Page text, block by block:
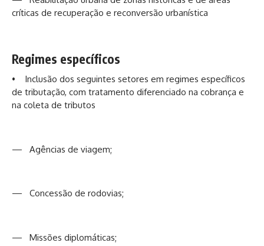
críticas de recuperação e reconversão urbanística
Regimes específicos
• Inclusão dos seguintes setores em regimes específicos
de tributação, com tratamento diferenciado na cobrança e
na coleta de tributos
— Agências de viagem;
— Concessão de rodovias;
— Missões diplomáticas;